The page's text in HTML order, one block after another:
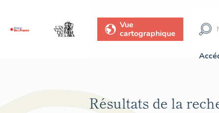
Vue
cartographique
Résultats de la